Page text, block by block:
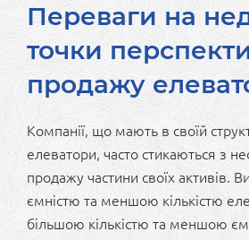
Переваги на
точки
продажу
Компанії, що мають в своїй
елеватори, часто стикаються з
продажу частини своїх активів.
ємністю та меншою кількістю
більшою кількістю та меншою